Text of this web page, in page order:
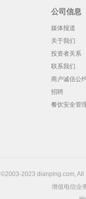
公司信息
媒体报道
关于我们
投资者关系
联系我们
商户诚信公
招聘
餐饮安全管
©2003-2023 dianping.com, All
增值电信业